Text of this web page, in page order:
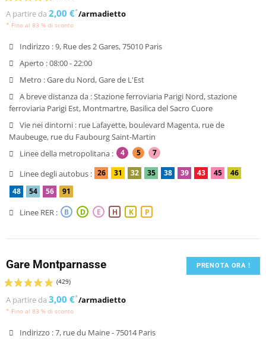
A partire da 2,00 €*/armadietto
* Fino al 83 % di sconto
Indirizzo :9, Rue des 2 Gares, 75010 Paris
Aperto :08:00 - 22:00
Metro :Gare du Nord, Gare de L'Est
A breve distanza da :Stazione ferroviaria Parigi Nord, stazione
ferroviaria Parigi Est, Montmartre, Basilica del Sacro Cuore
Vie nei dintorni : rue Lafayette, boulevard Magenta, rue de
Maubeuge, rue du Faubourg Saint-Martin
Linee della metropolitana :
4 5 7
Linee degli autobus : 26 31 32 35 38 39 43 45
46
48
54 56 91
Linee RER : B D E H K P
Gare Montparnasse PRENOTA ORA !
A partire da 3,00 €*/armadietto
* Fino al 83 % di sconto
Indirizzo :7, rue du Maine - 75014 Paris